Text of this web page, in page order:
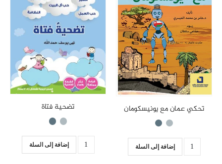
تحكي عمان مع يونيسكومان
إضافة إلى السلة
تضحية فتاة
إضافة إلى السلة